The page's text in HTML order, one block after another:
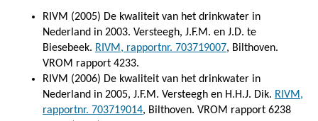
RIVM (2005) De kwaliteit van het drinkwater in
Nederland in 2003. Versteegh, J.F.M. en J.D. te
Biesebeek. RIVM, rapportnr. 703719007, Bilthoven.
VROM rapport 4233.
RIVM (2006) De kwaliteit van het drinkwater in
Nederland in 2005, J.F.M. Versteegh en H.H.J. Dik. RIVM,
rapportnr. 703719014, Bilthoven. VROM rapport 6238